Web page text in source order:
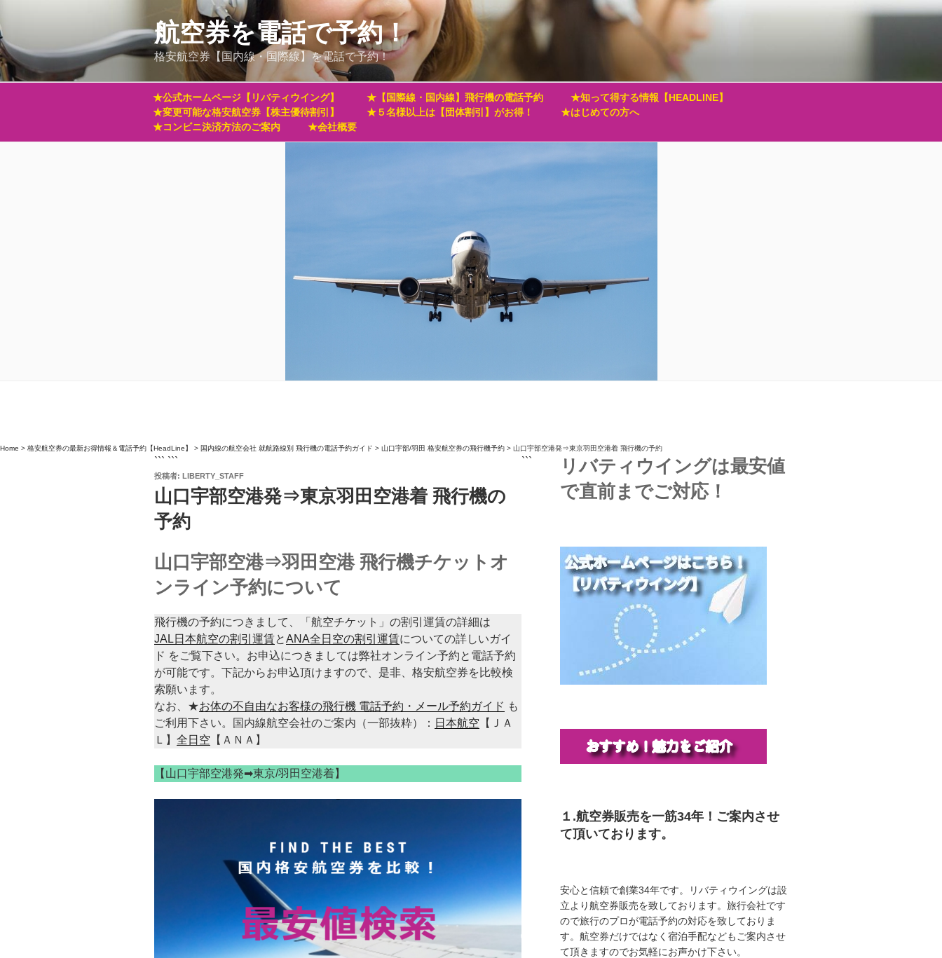
ン
テ
ン
ツ
ッ
航空券を電話で予約！
格安航空券【国内線・国際線】を電話で予約！
★公式ホームページ【リバティウイング】 ★【国際線・国内線】飛行機の電話予約
★知って得する情報【HEADLINE】
★変更可能な格安航空券【株主優待割引】
★５名様以上は【団体割引】がお得！
★はじめての方へ
★コンビニ決済方法のご案内
★会社概要
Home > 格安航空券の最新お得情報＆電話予約【HeadLine】 > 国内線の航空会社 就航路線別 飛行機の電話予約ガイド > 山口宇部/羽田 格安航空券の飛行機予約 > 山口宇部空港発⇒東京羽田空港着 飛行機の予約
``` ```
投
投稿者: LIBERTY_STAFF
山口宇部空港発⇒東京羽田空港着 飛行機の
予約
山口宇部空港⇒羽田空港 飛行機チケットオ
ンライン予約について
飛行機の予約につきまして、「航空チケット」の割引運賃の詳細は
JAL日本航空の割引運賃とANA全日空の割引運賃についての詳しいガイ
ド をご覧下さい。お申込につきましては弊社オンライン予約と電話予約
が可能です。下記からお申込頂けますので、是非、格安航空券を比較検
索願います。
なお、★お体の不自由なお客様の飛行機 電話予約・メール予約ガイド も
ご利用下さい。国内線航空会社のご案内（一部抜粋）： 日本航空 【ＪＡ
Ｌ】 全日空 【ＡＮＡ】
【山口宇部空港発➡東京/羽田空港着】
リバティウイングは最安値
で直前までご対応！
１.航空券販売を一筋34年！ご案内させ
て頂いております。
安心と信頼で創業34年です。リバティウイングは設
立より航空券販売を致しております。旅行会社です
ので旅行のプロが電話予約の対応を致しておりま
す。航空券だけではなく宿泊手配などもご案内させ
て頂きますのでお気軽にお声かけ下さい。
```